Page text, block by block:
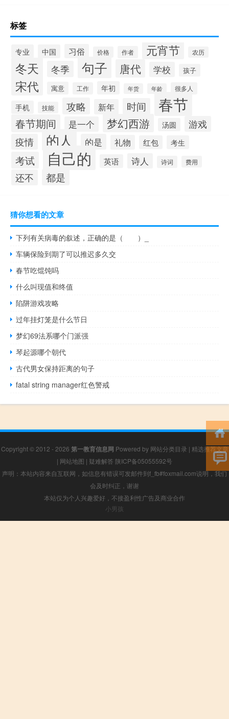
标签
专业 中国 习俗 价格 作者 元宵节 农历
冬天 冬季 句子 唐代 学校 孩子
宋代 寓意 工作 年初 年货 年龄 很多人
手机 技能 攻略 新年 时间 春节
春节期间 是一个 梦幻西游 汤圆
游戏
疫情
的人 的是 礼物 红包 考生
考试 自己的 英语 诗人 诗词 费用
还不 都是
猜你想看的文章
下列有关病毒的叙述，正确的是（ ）_
车辆保险到期了可以推迟多久交
春节吃馄饨吗
什么叫现值和终值
陷阱游戏攻略
过年挂灯笼是什么节日
梦幻69法系哪个门派强
琴起源哪个朝代
古代男女保持距离的句子
fatal string manager红色警戒
Copyright © 2012 - 2026 第一教育信息网 Powered by 网站分类目录 | 精选推荐文章
| 网站地图 | 疑难解答 陕ICP备05055592号
声明：本站内容来自互联网，如信息有错误可发邮件到f_fb#foxmail.com说明，我们
会及时纠正，谢谢
本站仅为个人兴趣爱好，不接盈利性广告及商业合作
小男孩